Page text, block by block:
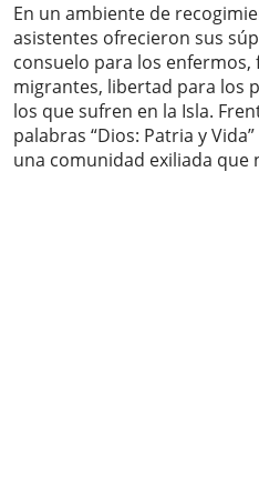
En un ambiente de
asistentes ofrecieron sus
consuelo para los enfermos,
migrantes, libertad para los
los que sufren en la Isla.
palabras “Dios: Patria y
una comunidad exiliada que